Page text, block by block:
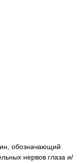
обозначающий
нервов глаза и/